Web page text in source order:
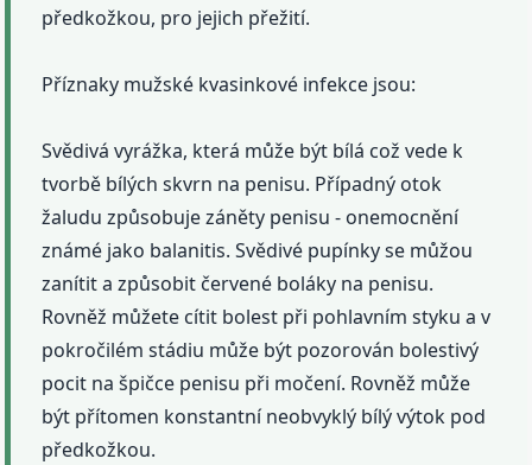
předkožkou, pro jejich přežití.
Příznaky mužské kvasinkové infekce jsou:
Svědivá vyrážka, která může být bílá což vede k
tvorbě bílých skvrn na penisu. Případný otok
žaludu způsobuje záněty penisu - onemocnění
známé jako balanitis. Svědivé pupínky se můžou
zanítit a způsobit červené boláky na penisu.
Rovněž můžete cítit bolest při pohlavním styku a v
pokročilém stádiu může být pozorován bolestivý
pocit na špičce penisu při močení. Rovněž může
být přítomen konstantní neobvyklý bílý výtok pod
předkožkou.